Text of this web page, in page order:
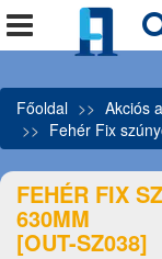
Főoldal
Akciós
Fehér Fix
FEHÉR FIX
630MM
[OUT-SZ038]